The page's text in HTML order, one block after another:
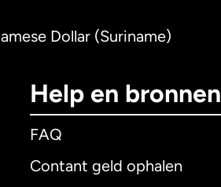
Dollar (Suriname)
Help en bronnen
FAQ
Contant geld ophalen